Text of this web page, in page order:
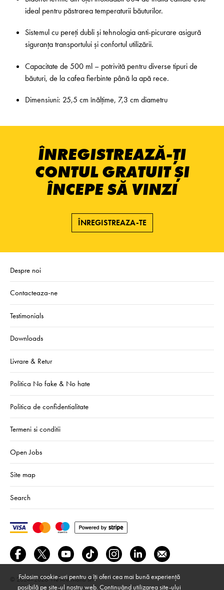
ideal pentru păstrarea temperaturii băuturilor.
Sistemul cu pereți dubli și tehnologia anti-picurare asigură
siguranța transportului și confortul utilizării.
Capacitate de 500 ml – potrivită pentru diverse tipuri de
băuturi, de la cafea fierbinte până la apă rece.
Dimensiuni: 25,5 cm înălțime, 7,3 cm diametru
ÎNREGISTREAZĂ-ȚI
CONTUL GRATUIT ȘI
ÎNCEPE SĂ VINZI
ÎNREGISTREAZA-TE
Despre noi
Contacteaza-ne
Testimonials
Downloads
Livrare & Retur
Politica No fake & No hate
Politica de confidentialitate
Termeni si conditii
Open Jobs
Site map
Search
© 2024–2026 We Are Mono srl
Folosim cookie-uri pentru a îți oferi cea mai bună experiență
posibilă pe site-ul nostru web. Continuând utilizarea site-ului